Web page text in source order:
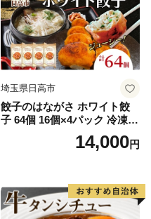
埼玉県日高市
餃子のはながさ ホワイト餃
子 64個 16個×4パック 冷凍
中華 点心 B級グルメ ご当地
野菜 おつまみ おかず 簡単調
ー ギフト お取り寄せ 日高市
14,000円